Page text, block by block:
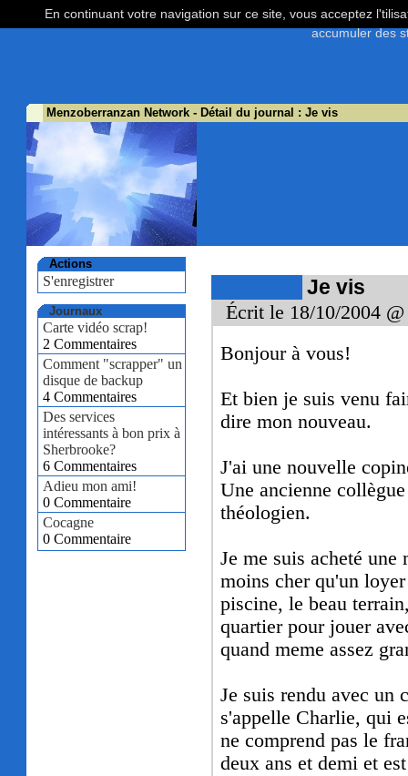
Menzoberranzan Network - Détail du journal : Je vis
Actions
S'enregistrer
Journaux
Carte vidéo scrap!
2 Commentaires
Comment "scrapper" un
disque de backup
4 Commentaires
Des services
intéressants à bon prix à
Sherbrooke?
6 Commentaires
Adieu mon ami!
0 Commentaire
Cocagne
0 Commentaire
Je vis
Écrit le 18/10/2004
Bonjour à vous!
Et bien je suis venu
dire mon nouveau.
J'ai une nouvelle
Une ancienne
théologien.
Je me suis acheté
moins cher qu'un
piscine, le beau
quartier pour jouer
quand meme assez
Je suis rendu avec un
s'appelle Charlie, qui
ne comprend pas le
deux ans et demi et
En continuant votre navigation sur ce site, vous acceptez
accumuler des